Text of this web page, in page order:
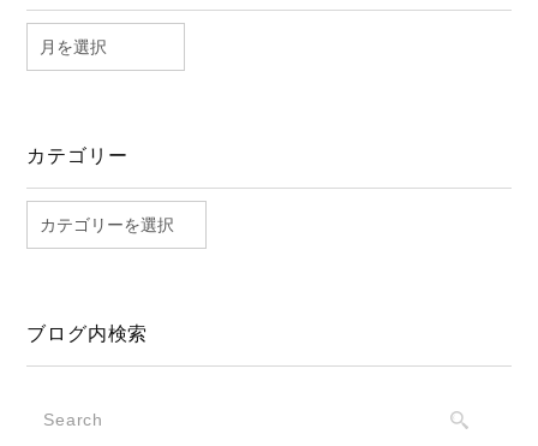
カテゴリー
ブログ内検索